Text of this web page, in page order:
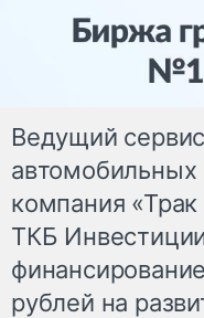
Ведущий
автомобильных
компания
ТКБ
рублей на